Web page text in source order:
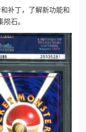
补丁，了解新功能和
石。